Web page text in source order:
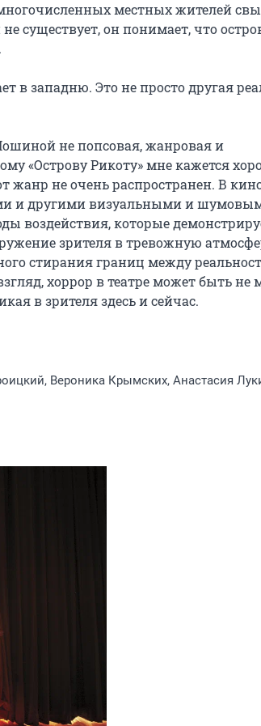
местных жителей
существует, он понимает, что
в западню. Это не просто другая
не попсовая, жанровая и
«Острову Рикоту» мне кажется
жанр не очень распространен. В
и другими визуальными и
воздействия, которые
зрителя в тревожную
стирания границ между
хоррор в театре может быть не
в зрителя здесь и сейчас.
Вероника Крымских, Анастасия